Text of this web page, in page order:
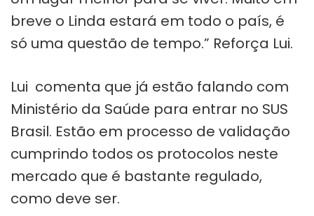
breve o Linda estará em todo o país, é
só uma questão de tempo.” Reforça Lui.
Lui comenta que já estão falando com
Ministério da Saúde para entrar no SUS
Brasil. Estão em processo de validação
cumprindo todos os protocolos neste
mercado que é bastante regulado,
como deve ser.